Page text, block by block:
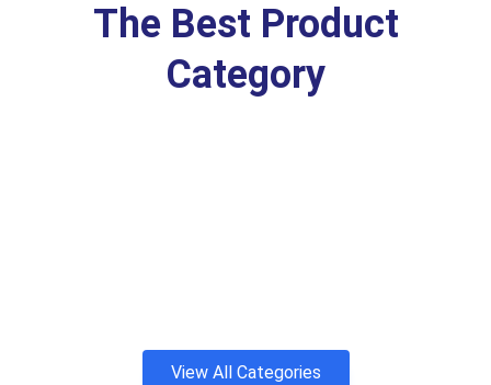
The Best Product
Category​
View All Categories